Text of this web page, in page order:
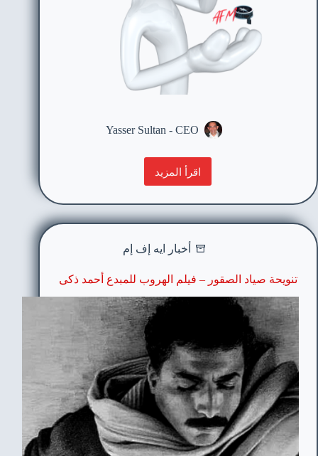
Yasser Sultan - CEO
اقرأ المزيد
أخبار ايه إف إم
تنويحة صياد الصقور – فيلم الهروب للمبدع أحمد ذكى